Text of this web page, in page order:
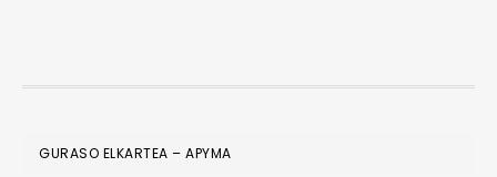
FOOTER
GURASO ELKARTEA – APYMA